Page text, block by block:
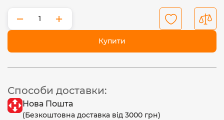
− +
Купити
Способи доставки:
Нова Пошта
(Безкоштовна доставка від 3000 грн)